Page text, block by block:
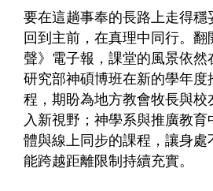
要在這趟事奉的長路上走得
回到主前，在真理中同行。翻
聲》電子報，課堂的風景依然
研究部神碩博班在新的學年度
程，期盼為地方教會牧長與校
入新視野；神學系與推廣教
體與線上同步的課程，讓身
能跨越距離限制持續充實。